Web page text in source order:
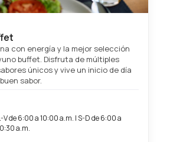
con energía y la mejor selección
buffet. Disfruta de múltiples
únicos y vive un inicio de día
sabor.
V de 6:00 a 10:00 a.m. | S-D de 6:00 a
a.m.